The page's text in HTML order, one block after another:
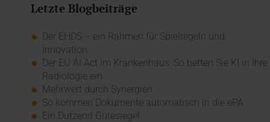
Letzte Blogbeiträge
Der EHDS – ein Rahmen für Spielregeln und
Innovation
Der EU AI Act im Krankenhaus: So betten Sie KI in Ihre
Radiologie ein
Mehrwert durch Synergien
So kommen Dokumente automatisch in die ePA
Ein Dutzend Gütesiegel